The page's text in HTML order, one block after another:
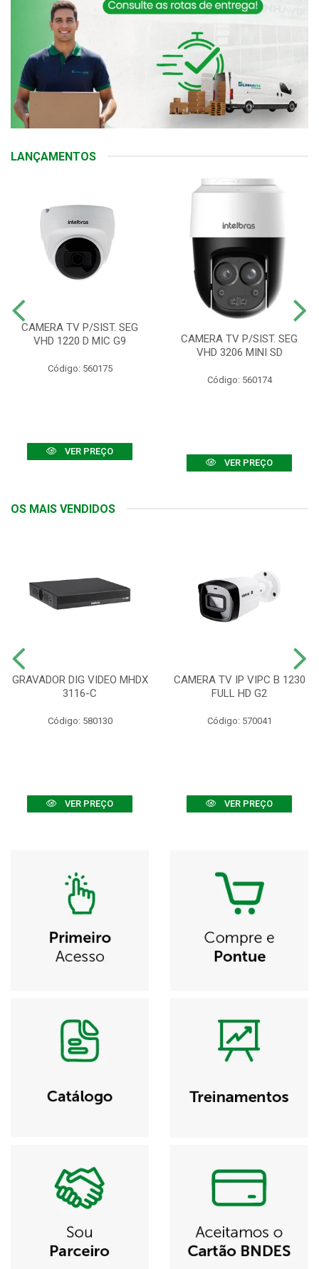
LANÇAMENTOS
CAMERA TV P/SIST. SEG
VHD 1220 D MIC G9
Código: 560175
VER PREÇO
CAMERA TV P/SIST. SEG
VHD 3206 MINI SD
Código: 560174
VER PREÇO
OS MAIS VENDIDOS
GRAVADOR DIG VIDEO MHDX
3116-C
Código: 580130
VER PREÇO
CAMERA TV IP VIPC B 1230
FULL HD G2
Código: 570041
VER PREÇO